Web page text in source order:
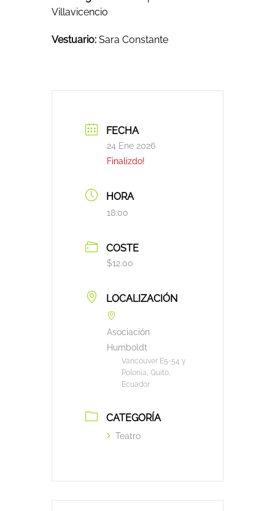
Villavicencio
Vestuario: Sara Constante
FECHA
24 Ene 2026
Finalizdo!
HORA
18:00
COSTE
$12.00
LOCALIZACIÓN
Asociación
Humboldt
Vancouver E5-54 y
Polonia, Quito,
Ecuador
CATEGORÍA
Teatro